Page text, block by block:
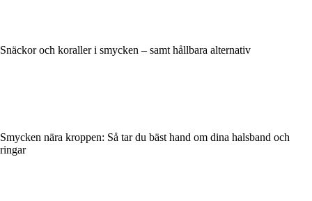
Snäckor och koraller i smycken – samt hållbara alternativ
Smycken nära kroppen: Så tar du bäst hand om dina halsband och
ringar